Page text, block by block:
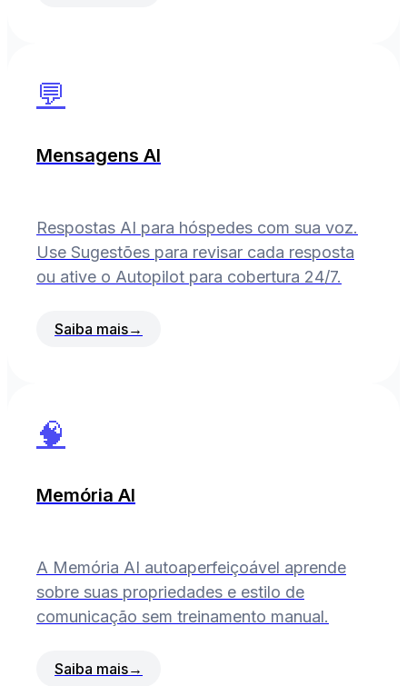
💬
Mensagens AI
Respostas AI para hóspedes com sua voz.
Use Sugestões para revisar cada resposta
ou ative o Autopilot para cobertura 24/7.
Saiba mais→
🧠
Memória AI
A Memória AI autoaperfeiçoável aprende
sobre suas propriedades e estilo de
comunicação sem treinamento manual.
Saiba mais→